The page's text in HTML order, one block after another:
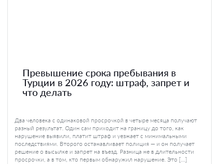
Превышение срока пребывания в
Турции в 2026 году: штраф, запрет и
что делать
Два человека с одинаковой просрочкой в четыре месяца получают
разный результат. Один сам приходит на границу до того, как
нарушение выявили, платит штраф и уезжает с минимальными
последствиями. Второго останавливает полиция — и он получает
решение о высылке и запрет на въезд. Разница не в длительности
просрочки, а в том, кто первым обнаружил нарушение. Это […]